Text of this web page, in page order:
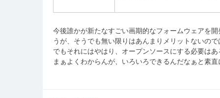
今後誰かが新たなすごい画期的なフォームウェアを
うが、そうでも無い限りはあんまりメリットないの
でもそれにはやはり、オープンソースにする必要は
まぁよくわからんが、いろいろできるんだなぁと素